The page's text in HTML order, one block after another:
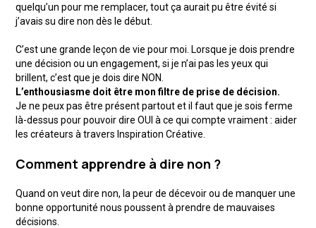
quelqu’un pour me remplacer, tout ça aurait pu être évité si
j’avais su dire non dès le début.
C’est une grande leçon de vie pour moi. Lorsque je dois prendre
une décision ou un engagement, si je n’ai pas les yeux qui
brillent, c’est que je dois dire NON.
L’enthousiasme doit être mon filtre de prise de décision.
Je ne peux pas être présent partout et il faut que je sois ferme
là-dessus pour pouvoir dire OUI à ce qui compte vraiment : aider
les créateurs à travers Inspiration Créative.
Comment apprendre à dire non ?
Quand on veut dire non, la peur de décevoir ou de manquer une
bonne opportunité nous poussent à prendre de mauvaises
décisions.